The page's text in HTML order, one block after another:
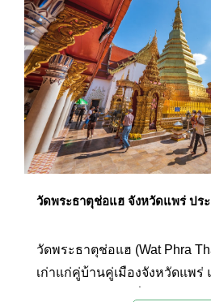
วัดพระธาตุช่อแฮ จังหวัดแพร่ ปร
วัดพระธาตุช่อแฮ (Wat Phra
เก่าแก่คู่บ้านคู่เมืองจังหวัดแพร่